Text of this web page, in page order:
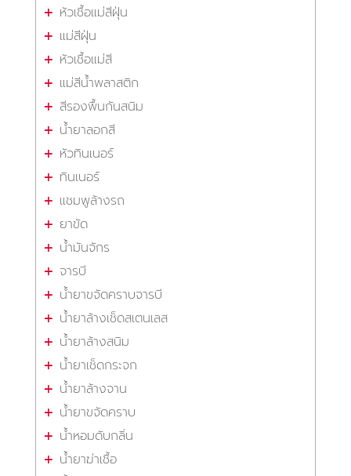
หัวเชื้อแม่สีฝุ่น
แม่สีฝุ่น
หัวเชื้อแม่สี
แม่สีน้ำพลาสติก
สีรองพื้นกันสนิม
น้ำยาลอกสี
หัวทินเนอร์
ทินเนอร์
แชมพูล้างรถ
ยาขัด
น้ำมันจักร
จารบี
น้ำยาขจัดคราบจารบี
น้ำยาล้างเช็ดสเตนเลส
น้ำยาล้างสนิม
น้ำยาเช็ดกระจก
น้ำยาล้างจาน
น้ำยาขจัดคราบ
น้ำหอมดับกลิ่น
น้ำยาฆ่าเชื้อ